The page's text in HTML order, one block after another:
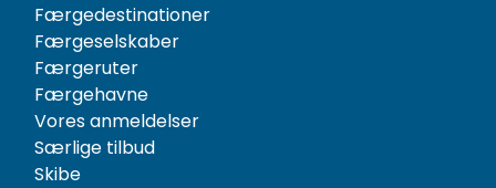
Færgedestinationer
Færgeselskaber
Færgeruter
Færgehavne
Vores anmeldelser
Særlige tilbud
Skibe